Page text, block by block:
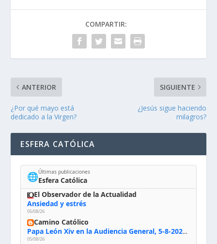
COMPARTIR:
ANTERIOR
¿Por qué mayo está
dedicado a la Virgen?
SIGUIENTE
¿Jesús sigue haciendo
milagros?
ESFERA CATÓLICA
🌐Últimas publicaciones
Esfera Católica
El Observador de la Actualidad
Ansiedad y estrés
05/08/26
Camino Católico
Papa León Xiv en la Audiencia General, 5-8-2026: «Dios en el primer puesto; la oración, nuestra primera obligación; la liturgia, la primera fuente de la vida divina que se nos comunica, la primera escuela de nuestra vida espiritual»
05/08/26